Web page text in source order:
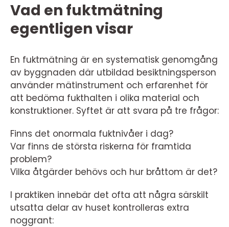
Vad en fuktmätning
egentligen visar
En fuktmätning är en systematisk genomgång
av byggnaden där utbildad besiktningsperson
använder mätinstrument och erfarenhet för
att bedöma fukthalten i olika material och
konstruktioner. Syftet är att svara på tre frågor:
Finns det onormala fuktnivåer i dag?
Var finns de största riskerna för framtida
problem?
Vilka åtgärder behövs och hur bråttom är det?
I praktiken innebär det ofta att några särskilt
utsatta delar av huset kontrolleras extra
noggrant: